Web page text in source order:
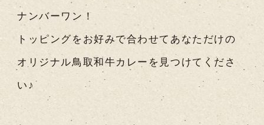
ナンバーワン！
トッピングをお好みで合わせてあなただけの
オリジナル鳥取和牛カレーを見つけてくださ
い♪